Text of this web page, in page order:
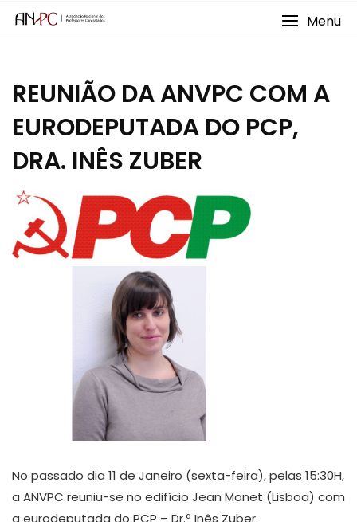
Menu
REUNIÃO DA ANVPC COM A
EURODEPUTADA DO PCP,
DRA. INÊS ZUBER
No passado dia 11 de Janeiro (sexta-feira), pelas 15:30H,
a ANVPC reuniu-se no edifício Jean Monet (Lisboa) com
a eurodeputada do PCP – Dr.ª Inês Zuber.